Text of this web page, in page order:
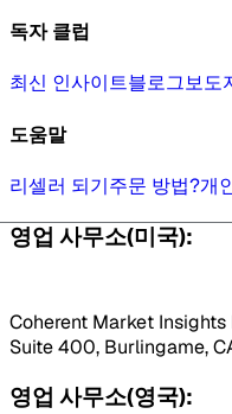
독자 클럽
최신 인사이트블로그보도
도움말
리셀러 되기주문 방법?개
영업 사무소(미국):
Coherent Market
Suite 400, Burlingame,
영업 사무소(영국):